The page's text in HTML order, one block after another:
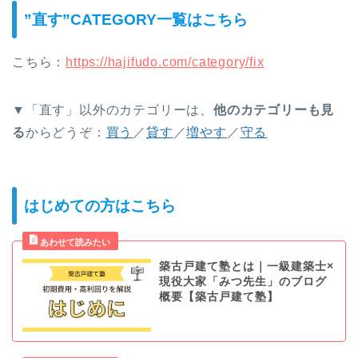
”直す”CATEGORY一覧はこちら
こちら： https://hajifudo.com/category/fix
▼「直す」以外のカテゴリーは、 他のカテゴリーも見
るからどうぞ： 買う ／貸す ／増やす ／守る
はじめての方はこちら
築古戸建て塾とは｜一級建築士×
現役大家「みつ先生」のブログ
概要【築古戸建て塾】